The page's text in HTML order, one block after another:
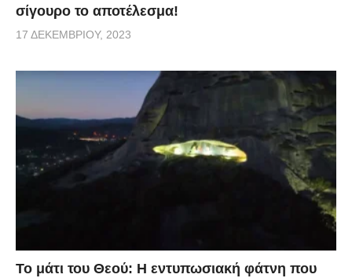
σίγουρο το αποτέλεσμα!
17 ΔΕΚΕΜΒΡΊΟΥ, 2023
Το μάτι του Θεού: Η εντυπωσιακή φάτνη που